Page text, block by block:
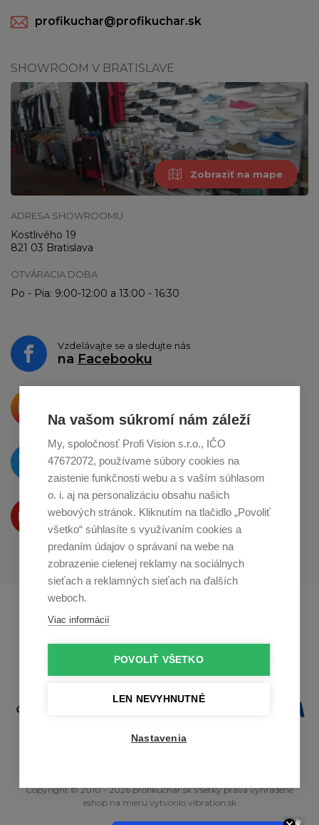
profikuchar@profikuchar.sk
SHOWROOM V BRATISLAVE
Zobraziť na mape
ADRESA SHOWROOMU
Kostlivého 19
821 03 Bratislava
OTVÁRACIA DOBA
Po - Pia: 9:00-12:00 a 13:00 - 16:30
Vzdelávajte se a sledujte nás
na Facebooku
o zdieľanie naInstagrame
O novinkách píšeme
naTwitteri
Produkty Vám predstavujeme
na Youtube
Profikuchař.cz
Copyright © 2010 - 2026 profikuchar.sk Všetky práva vyhradené
eshop na mieru vytvorilo vibration.sk
Na vašom súkromí nám záleží
My, spoločnosť Profi Vision s.r.o., IČO
47672072, používame súbory cookies na
zaistenie funkčnosti webu a s vaším súhlasom
o. i. aj na personalizáciu obsahu našich
webových stránok. Kliknutím na tlačidlo „Povoliť
všetko“ súhlasíte s využívaním cookies a
predaním údajov o správaní na webe na
zobrazenie cielenej reklamy na sociálnych
sieťach a reklamných sieťach na ďalších
weboch.
Viac informácií
POVOLIŤ VŠETKO
LEN NEVYHNUTNÉ
Nastavenia